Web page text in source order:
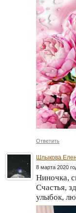
Ответить
Шлыкова
8 марта 2020
Ниночка,
Счастья,
улыбок,